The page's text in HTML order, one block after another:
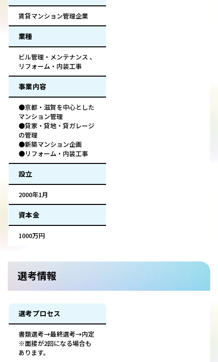
賃貸マンション管理企業
業種
ビル管理・メンテナンス 、
リフォーム・内装工事
事業内容
●京都・滋賀を中心とした
マンション管理
●貸家・貸地・貸ガレージ
の管理
●新築マンション企画
●リフォーム・内装工事
設立
2000年1月
資本金
1000万円
選考情報
選考プロセス
書類選考→最終選考→内定
※面接が2回になる場合も
あります。